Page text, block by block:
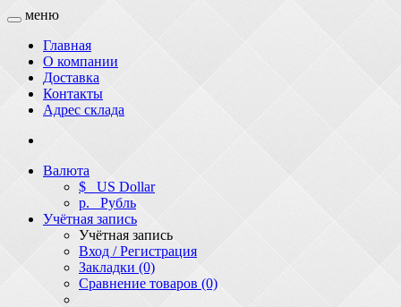
меню
Главная
О компании
Доставка
Контакты
Адрес склада
Валюта
$ US Dollar
р. Рубль
Учётная запись
Учётная запись
Вход / Регистрация
Закладки (0)
Сравнение товаров (0)